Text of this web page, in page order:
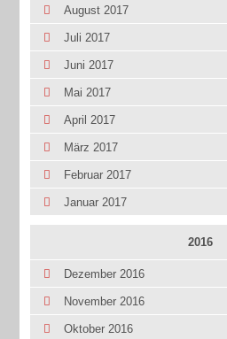
August 2017
Juli 2017
Juni 2017
Mai 2017
April 2017
März 2017
Februar 2017
Januar 2017
2016
Dezember 2016
November 2016
Oktober 2016